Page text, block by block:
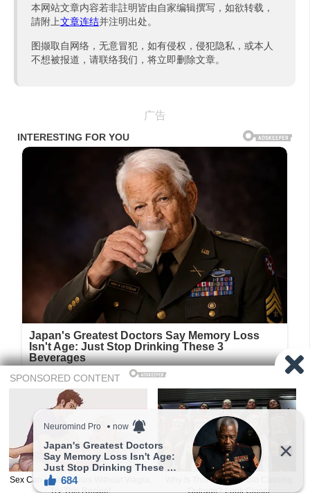
本网站文章内容若非註明皆由自家编辑撰写，如欲转载，
請附上文章连结并注明出处。
图撷取自网络，无意冒犯，如有侵权，侵犯隐私，或本人
不想被报道，请联络我们，将立即删除文章。
广告